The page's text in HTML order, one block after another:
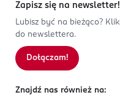
Zapisz się na newsletter!
Lubisz być na bieżąco?
do newslettera.
Dołączam!
Znajdź nas również na: